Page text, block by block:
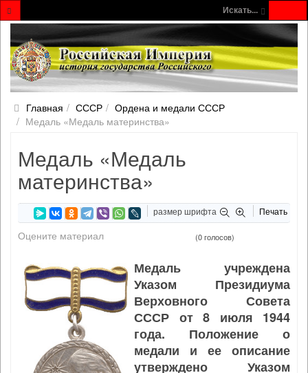
Искать...
Главная СССР
Ордена и медали СССР
Медаль «Медаль материнства»
Медаль «Медаль
материнства»
размер шрифта Печать
Оцените материал (0 голосов)
Медаль учреждена
Указом Президиума
Верховного Совета
СССР от 8 июля 1944
года. Положение о
медали и ее описание
утверждено Указом